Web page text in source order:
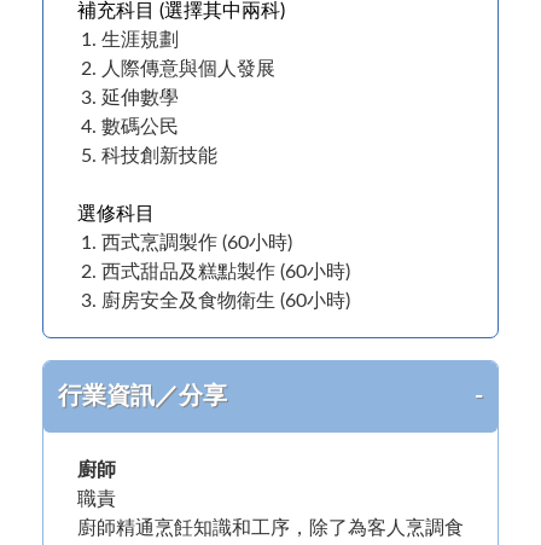
補充科目 (選擇其中兩科)
生涯規劃
人際傳意與個人發展
延伸數學
數碼公民
科技創新技能
選修科目
西式烹調製作 (60小時)
西式甜品及糕點製作 (60小時)
廚房安全及食物衛生 (60小時)
行業資訊／分享
廚師
職責
廚師精通烹飪知識和工序，除了為客人烹調食